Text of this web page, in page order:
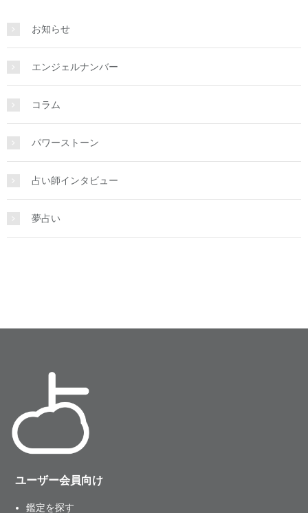
お知らせ
エンジェルナンバー
コラム
パワーストーン
占い師インタビュー
夢占い
ユーザー会員向け
鑑定を探す